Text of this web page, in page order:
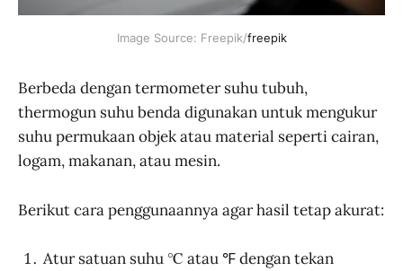
Image Source: Freepik/freepik
Berbeda dengan termometer suhu tubuh,
thermogun suhu benda digunakan untuk mengukur
suhu permukaan objek atau material seperti cairan,
logam, makanan, atau mesin.
Berikut cara penggunaannya agar hasil tetap akurat:
Atur satuan suhu ℃ atau ℉ dengan tekan